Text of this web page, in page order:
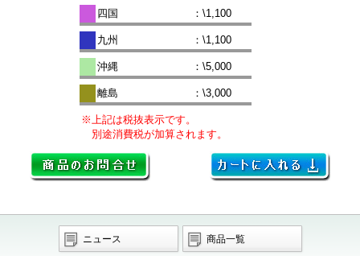
四国 ：\1,100
九州 ：\1,100
沖縄 ：\5,000
離島 ：\3,000
※上記は税抜表示です。
別途消費税が加算されます。
ニュース 商品一覧